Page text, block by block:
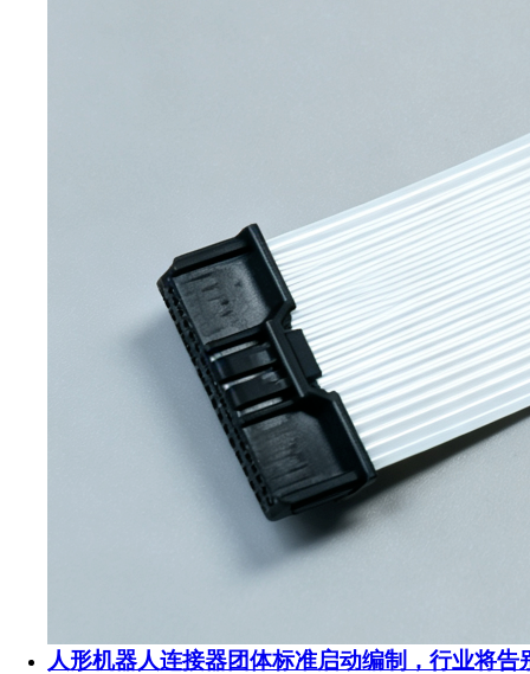
人形机器人连接器团体标准启动编制，行业将告